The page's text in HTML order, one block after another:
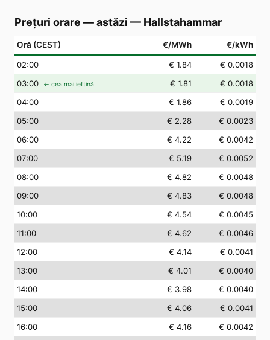
Prețuri orare — astăzi — Hallstahammar
Oră (CEST) €/MWh €/kWh
02:00 € 1.84
€ 0.0018
03:00 ← cea mai ieftină € 1.81
€ 0.0018
04:00 € 1.86
€ 0.0019
05:00 € 2.28
€ 0.0023
06:00 € 4.22
€ 0.0042
07:00 € 5.19
€ 0.0052
08:00 € 4.82
€ 0.0048
09:00 € 4.83
€ 0.0048
10:00 € 4.54
€ 0.0045
11:00 € 4.62
€ 0.0046
12:00 € 4.14
€ 0.0041
13:00 € 4.01
€ 0.0040
14:00 € 3.98
€ 0.0040
15:00 € 4.06
€ 0.0041
16:00 € 4.16
€ 0.0042